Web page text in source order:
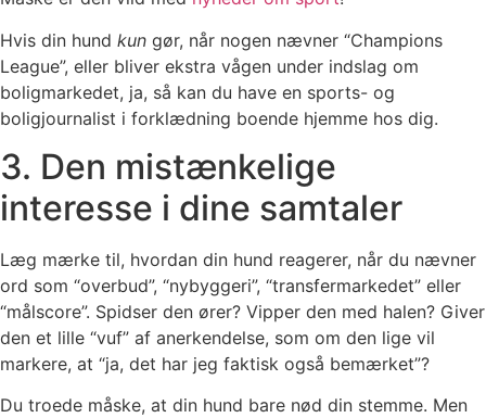
Hvis din hund kun gør, når nogen nævner “Champions
League”, eller bliver ekstra vågen under indslag om
boligmarkedet, ja, så kan du have en sports- og
boligjournalist i forklædning boende hjemme hos dig.
3. Den mistænkelige
interesse i dine samtaler
Læg mærke til, hvordan din hund reagerer, når du nævner
ord som “overbud”, “nybyggeri”, “transfermarkedet” eller
“målscore”. Spidser den ører? Vipper den med halen? Giver
den et lille “vuf” af anerkendelse, som om den lige vil
markere, at “ja, det har jeg faktisk også bemærket”?
Du troede måske, at din hund bare nød din stemme. Men